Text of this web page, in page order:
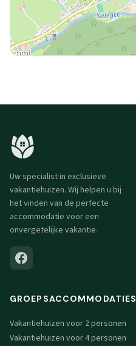
Uw specialist in exclusieve
vakantiehuizen. Wij helpen u bij
het vinden van de perfecte
accommodatie voor een
onvergetelijke vakantie.
GROEPSACCOMMODATIES
Vakantiehuizen voor 2 personen
Vakantiehuizen voor 4 personen